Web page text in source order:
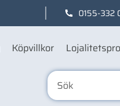
0155-332
Köpvillkor